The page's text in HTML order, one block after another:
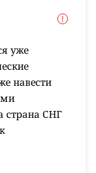
уже
навести
страна СНГ